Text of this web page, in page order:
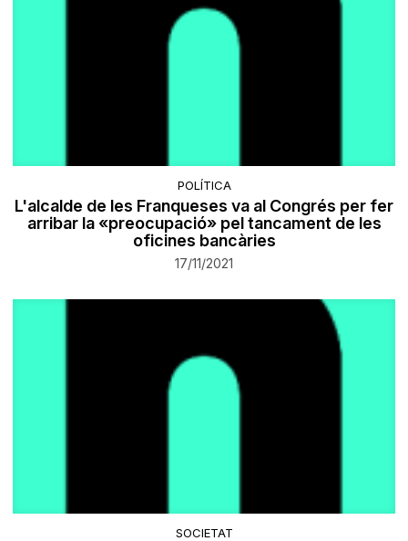
POLÍTICA
​L'alcalde de les Franqueses va al Congrés per fer
arribar la «preocupació» pel tancament de les
oficines bancàries
17/11/2021
SOCIETAT